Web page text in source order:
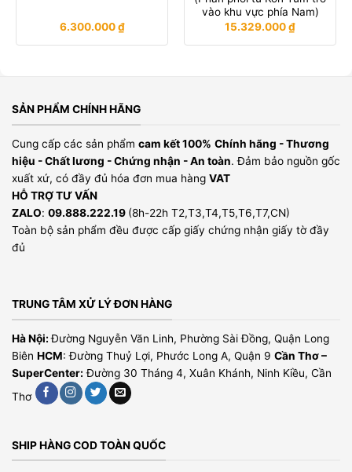
6.300.000₫
vào khu vực phía Nam)
15.329.000₫
SẢN PHẨM CHÍNH HÃNG
Cung cấp các sản phẩm cam kết 100% Chính hãng - Thương
hiệu - Chất lương - Chứng nhận - An toàn. Đảm bảo nguồn gốc
xuất xứ, có đầy đủ hóa đơn mua hàng VAT
HỖ TRỢ TƯ VẤN
ZALO: 09.888.222.19 (8h-22h T2,T3,T4,T5,T6,T7,CN)
Toàn bộ sản phẩm đều được cấp giấy chứng nhận giấy tờ đầy
đủ
TRUNG TÂM XỬ LÝ ĐƠN HÀNG
Hà Nội:Đường Nguyễn Văn Linh, Phường Sài Đồng, Quận Long
Biên HCM: Đường Thuỷ Lợi, Phước Long A, Quận 9 Cần Thơ –
SuperCenter: Đường 30 Tháng 4, Xuân Khánh, Ninh Kiều, Cần
Thơ
SHIP HÀNG COD TOÀN QUỐC